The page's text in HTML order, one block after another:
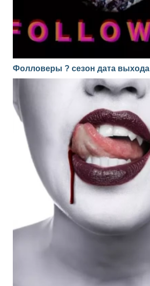
Фолловеры ? сезон дата выхода